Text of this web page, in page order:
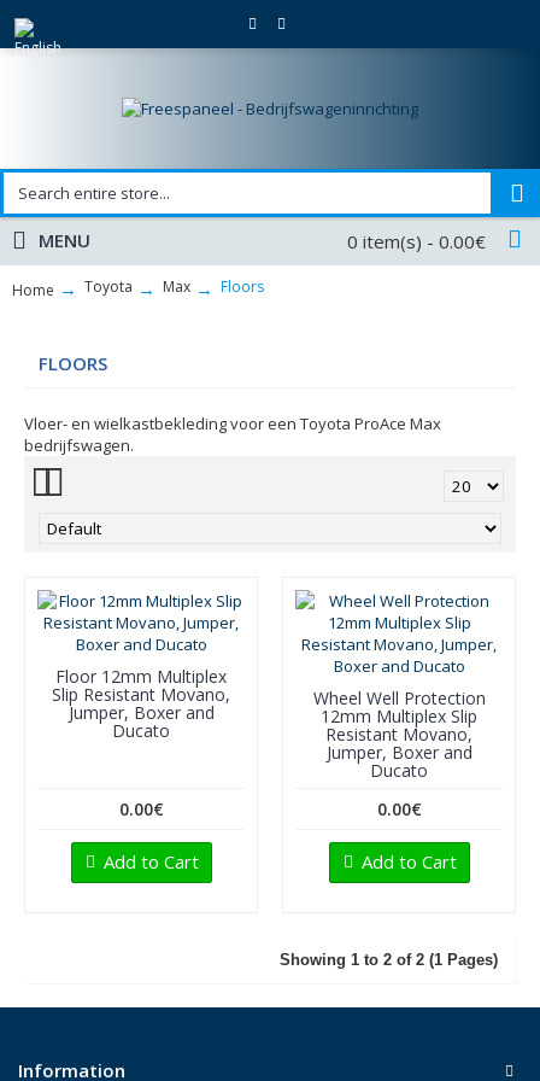
0 item(s) - 0.00€
MENU
Home Toyota Max Floors
FLOORS
Vloer- en wielkastbekleding voor een Toyota ProAce Max
bedrijfswagen.
Floor 12mm Multiplex
Slip Resistant Movano,
Jumper, Boxer and
Ducato
0.00€
Add to Cart
Wheel Well Protection
12mm Multiplex Slip
Resistant Movano,
Jumper, Boxer and
Ducato
0.00€
Add to Cart
Showing 1 to 2 of 2 (1 Pages)
Information